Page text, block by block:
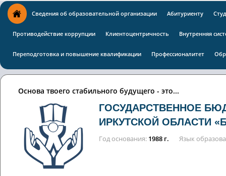
Сведения об образовательной организации Абитуриенту
Противодействие коррупции Клиентоцентричность Внутренняя
Переподготовка и повышение квалификации Профессионалитет
Основа твоего стабильного будущего - это...
ГОСУДАРСТВЕННОЕ
ИРКУТСКОЙ ОБЛАСТИ
Год основания 1988 г. Язык